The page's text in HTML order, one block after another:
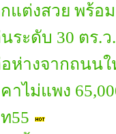
ต่งสวย พร้อม
ระดับ 30 ตร.
ห่างจากถนนใ
าไม่แพง
55